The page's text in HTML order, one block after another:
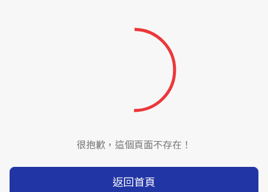
很抱歉，這個頁面不存在！
返回首頁